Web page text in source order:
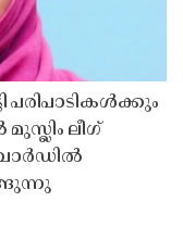
പരിപാടികൾക്കും
ലീഗ്
വാർഡിൽ